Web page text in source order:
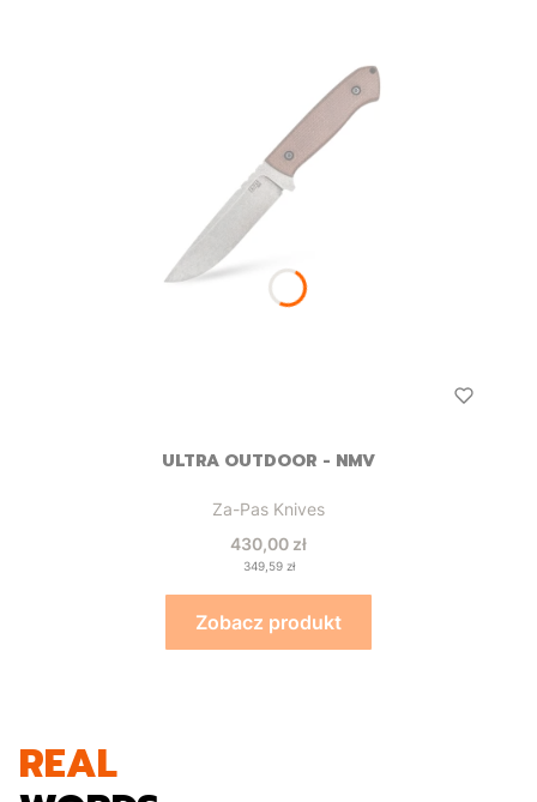
ULTRA OUTDOOR - NMV
Producent
Za-Pas Knives
Cena
430,00 zł
Cena
349,59 zł
Zobacz produkt
REAL